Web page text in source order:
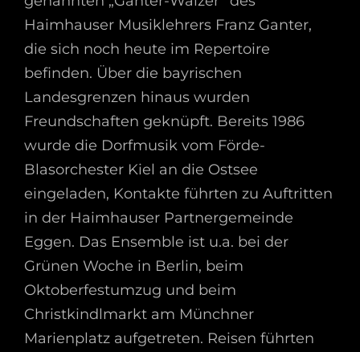
Haimhauser Musiklehrers Franz Ganter,
die sich noch heute im Repertoire
befinden. Über die bayrischen
Landesgrenzen hinaus wurden
Freundschaften geknüpft. Bereits 1986
wurde die Dorfmusik vom Förde-
Blasorchester Kiel an die Ostsee
eingeladen, Kontakte führten zu Auftritten
in der Haimhauser Partnergemeinde
Eggen. Das Ensemble ist u.a. bei der
Grünen Woche in Berlin, beim
Oktoberfestumzug und beim
Christkindlmarkt am Münchner
Marienplatz aufgetreten. Reisen führten